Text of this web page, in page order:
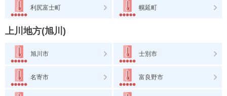
利尻富士町 幌延町
上川地方(旭川)
旭川市 士別市
名寄市 富良野市